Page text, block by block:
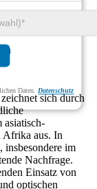
Daten. Datenschutz
sich durch
asiatisch-
Afrika aus. In
insbesondere im
Nachfrage.
Einsatz von
optischen